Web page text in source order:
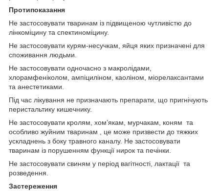
Протипоказання
Не застосовувати тваринам із підвищеною чутливістю до
лінкоміцину та спектиноміцину.
Не застосовувати курям-несучкам, яйця яких призначені для
споживання людьми.
Не застосовувати одночасно з макролідами,
хлорамфеніколом, ампіциліном, каоліном, міорелаксантами
та анестетиками.
Під час лікування не призначають препарати, що пригнічують
перистальтику кишечнику.
Не застосовувати кролям, хом’якам, мурчакам, коням та
особливо жуйним тваринам , це може призвести до тяжких
ускладнень з боку травного каналу. Не застосовувати
тваринам із порушенням функції нирок та печінки.
Не застосовувати свиням у період вагітності, лактації та
розведення.
Застереження